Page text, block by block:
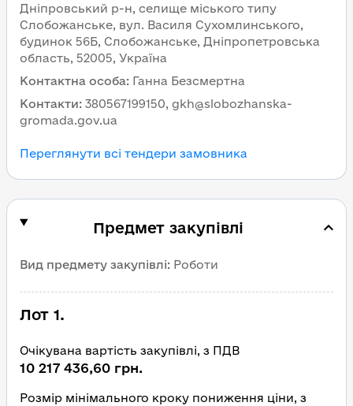
Дніпровський р-н, селище міського типу
Слобожанське, вул. Василя Сухомлинського,
будинок 56Б, Слобожанське, Дніпропетровська
область, 52005, Україна
Контактна особа: Ганна Безсмертна
Контакти: 380567199150, gkh@slobozhanska-
gromada.gov.ua
Переглянути всі тендери замовника
Предмет закупівлі
Вид предмету закупівлі: Роботи
Лот 1.
Очікувана вартість закупівлі, з ПДВ
10 217 436,60 грн.
Розмір мінімального кроку пониження ціни, з